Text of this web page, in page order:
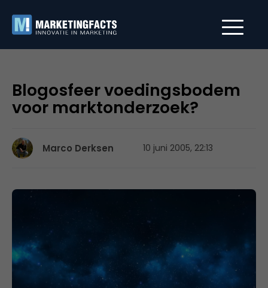
Blogosfeer voedingsbodem
voor marktonderzoek?
Marco Derksen 10 juni 2005, 22:13